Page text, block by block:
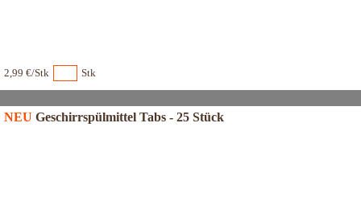
2,99 €/Stk Stk
NEU Geschirrspülmittel Tabs - 25 Stück